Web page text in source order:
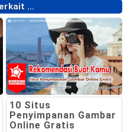
...
10 Situs
Penyimpanan Gambar
Online Gratis